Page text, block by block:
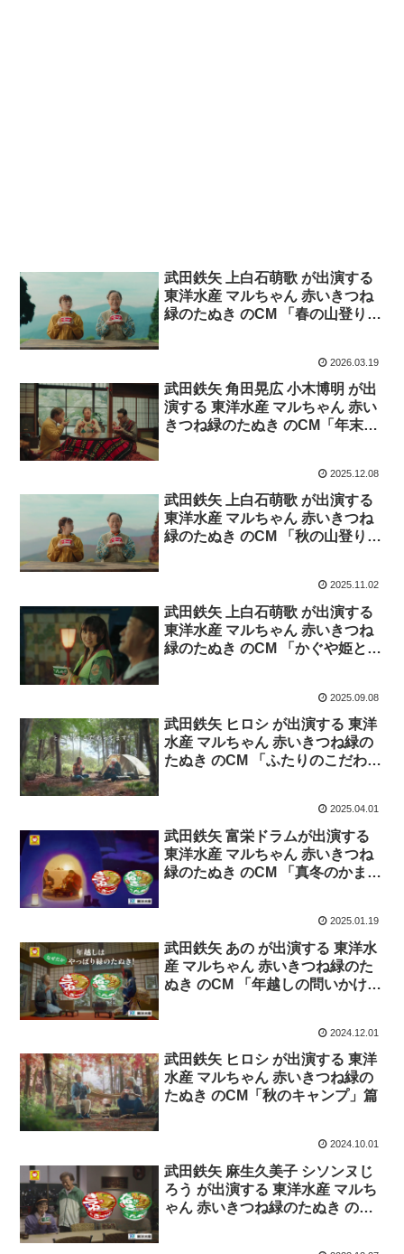
武田鉄矢 上白石萌歌 が出演する
東洋水産 マルちゃん 赤いきつね
緑のたぬき のCM 「春の山登り」
2026.03.19
武田鉄矢 角田晃広 小木博明 が出
演する 東洋水産 マルちゃん 赤い
きつね緑のたぬき のCM「年末の
2025.12.08
武田鉄矢 上白石萌歌 が出演する
東洋水産 マルちゃん 赤いきつね
緑のたぬき のCM 「秋の山登り」
2025.11.02
武田鉄矢 上白石萌歌 が出演する
東洋水産 マルちゃん 赤いきつね
緑のたぬき のCM 「かぐや姫と月
2025.09.08
武田鉄矢 ヒロシ が出演する 東洋
水産 マルちゃん 赤いきつね緑の
たぬき のCM 「ふたりのこだわ
2025.04.01
武田鉄矢 富栄ドラムが出演する
東洋水産 マルちゃん 赤いきつね
緑のたぬき のCM 「真冬のかまく
2025.01.19
武田鉄矢 あの が出演する 東洋水
産 マルちゃん 赤いきつね緑のた
ぬき のCM 「年越しの問いかけ」
2024.12.01
武田鉄矢 ヒロシ が出演する 東洋
水産 マルちゃん 赤いきつね緑の
たぬき のCM「秋のキャンプ」篇
2024.10.01
武田鉄矢 麻生久美子 シソンヌじ
ろう が出演する 東洋水産 マルち
ゃん 赤いきつね緑のたぬき のCM